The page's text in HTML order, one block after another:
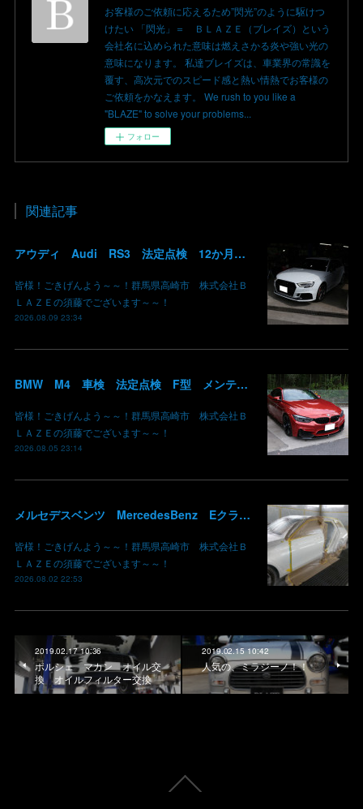
お客様のご依頼に応えるため”閃光”のように駆けつ
けたい 「閃光」＝ ＢＬＡＺＥ（ブレイズ）という
会社名に込められた意味は燃えさかる炎や強い光の
意味になります。 私達ブレイズは、車業界の常識を
覆す、高次元でのスピード感と熱い情熱でお客様の
ご依頼をかなえます。 We rush to you like a
"BLAZE" to solve your problems...
フォロー
関連記事
アウディ Audi RS3 法定点検 12か月点検 エンジンオイル 交換 WAKO'S ワコーズ グーピット 群馬 高崎
皆様！ごきげんよう～～！群馬県高崎市 株式会社Ｂ
ＬＡＺＥの須藤でございます～～！
2026.08.09 23:34
BMW M4 車検 法定点検 F型 メンテナンス ロアアーム 交換 群馬 高崎
皆様！ごきげんよう～～！群馬県高崎市 株式会社Ｂ
ＬＡＺＥの須藤でございます～～！
2026.08.05 23:14
メルセデスベンツ MercedesBenz Eクラス 213 板金 鈑金 修理 ドア バンパー サイドスカート クォーターパネル 保険 群馬 高崎
皆様！ごきげんよう～～！群馬県高崎市 株式会社Ｂ
ＬＡＺＥの須藤でございます～～！
2026.08.02 22:53
2019.02.17 10:36
ポルシェ マカン オイル交
換 オイルフィルター交換
2019.02.15 10:42
人気の、ミラジーノ！！